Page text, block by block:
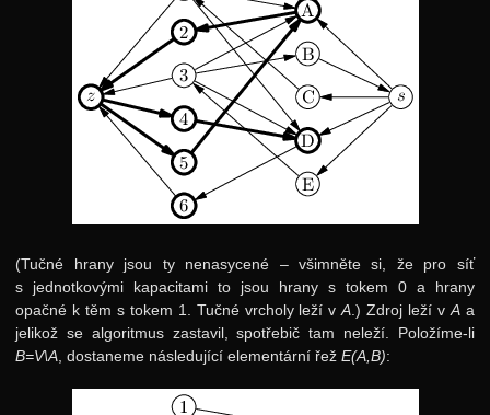
(Tučné hrany jsou ty nenasycené – všimněte si, že pro síť
s jednotkovými kapacitami to jsou hrany s tokem 0 a hrany
opačné k těm s tokem 1. Tučné vrcholy leží vA .) Zdroj leží v Aa
jelikož se algoritmus zastavil, spotřebič tam neleží. Položíme-li
B=V\A , dostaneme následující elementární řežE(A,B):